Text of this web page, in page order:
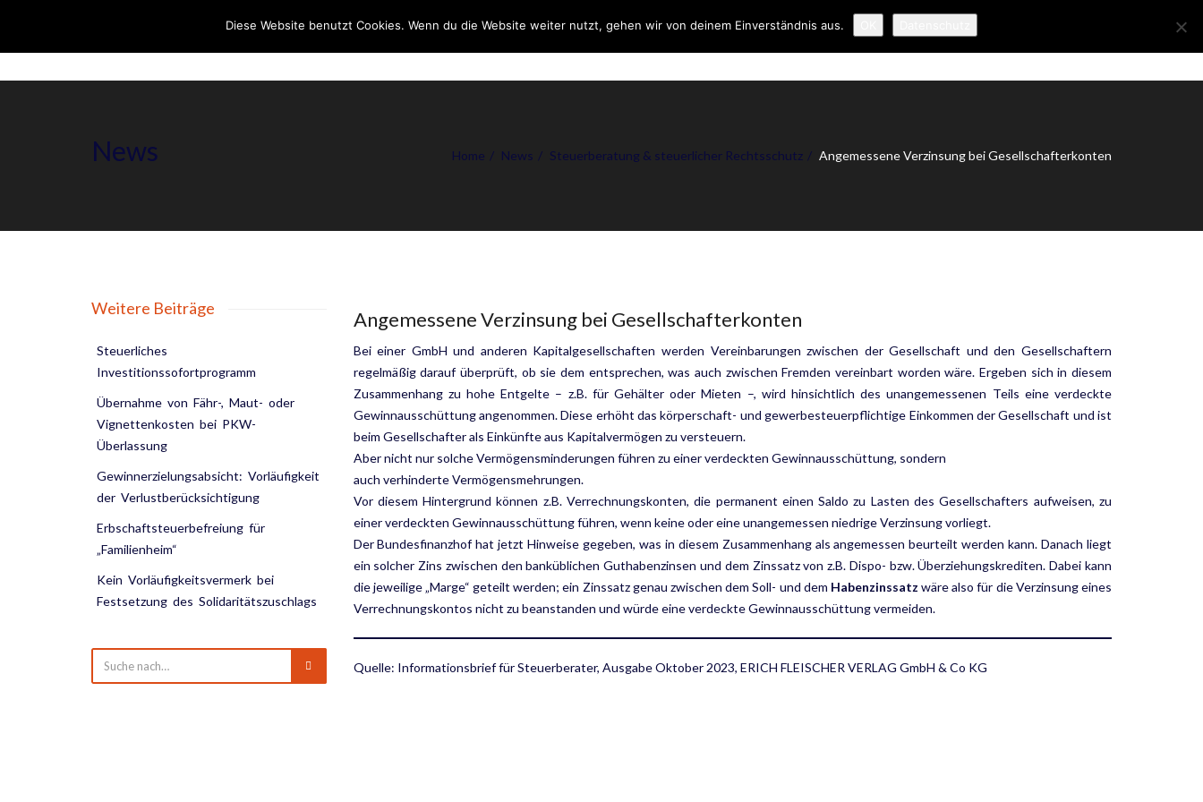
NEWS KONTAKT
News Home News Steuerberatung & steuerlicher Rechtsschutz Angemessene Verzinsung bei Gesellschafterkonten
Weitere Beiträge
Steuerliches
Investitionssofortprogramm
Übernahme von Fähr-, Maut- oder
Vignettenkosten bei PKW-
Überlassung
Gewinnerzielungsabsicht: Vorläufigkeit
der Verlustberücksichtigung
Erbschaftsteuerbefreiung für
„Familienheim“
Kein Vorläufigkeitsvermerk bei
Festsetzung des Solidaritätszuschlags
Angemessene Verzinsung bei Gesellschafterkonten
Bei einer GmbH und anderen Kapitalgesellschaften werden Vereinbarungen zwischen der Gesellschaft und den Gesellschaftern
regelmäßig darauf überprüft, ob sie dem entsprechen, was auch zwischen Fremden vereinbart worden wäre. Ergeben sich in diesem
Zusammenhang zu hohe Entgelte – z.B. für Gehälter oder Mieten –, wird hinsichtlich des unangemessenen Teils eine verdeckte
Gewinnausschüttung angenommen. Diese erhöht das körperschaft- und gewerbesteuerpflichtige Einkommen der Gesellschaft und ist
beim Gesellschafter als Einkünfte aus Kapitalvermögen zu versteuern.
Aber nicht nur solche Vermögensminderungen führen zu einer verdeckten Gewinnausschüttung, sondern
auch verhinderte Vermögensmehrungen.
Vor diesem Hintergrund können z.B. Verrechnungskonten, die permanent einen Saldo zu Lasten des Gesellschafters aufweisen, zu
einer verdeckten Gewinnausschüttung führen, wenn keine oder eine unangemessen niedrige Verzinsung vorliegt.
Der Bundesfinanzhof hat jetzt Hinweise gegeben, was in diesem Zusammenhang als angemessen beurteilt werden kann. Danach liegt
ein solcher Zins zwischen den banküblichen Guthabenzinsen und dem Zinssatz von z.B. Dispo- bzw. Überziehungskrediten. Dabei kann
die jeweilige „Marge“ geteilt werden; ein Zinssatz genau zwischen dem Soll- und dem Habenzinssatzwäre also für die Verzinsung eines
Verrechnungskontos nicht zu beanstanden und würde eine verdeckte Gewinnausschüttung vermeiden.
Quelle: Informationsbrief für Steuerberater, Ausgabe Oktober 2023, ERICH FLEISCHER VERLAG GmbH & Co KG
Diese Website benutzt Cookies. Wenn du die Website weiter nutzt, gehen wir von deinem Einverständnis aus.